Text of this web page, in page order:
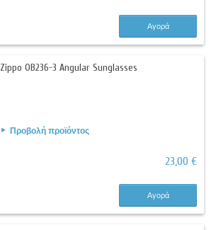
Αγορά
Zippo OB236-3 Angular Sunglasses
Προβολή προϊόντος
23,00 €
Αγορά